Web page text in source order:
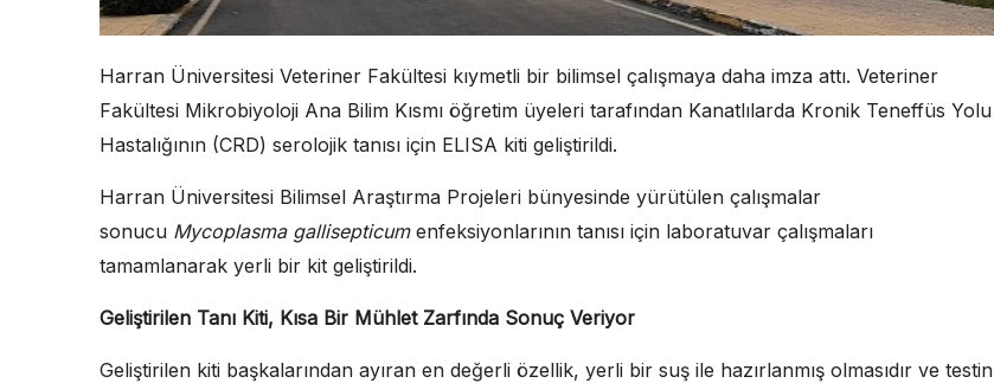
Harran Üniversitesi Veteriner Fakültesi kıymetli bir bilimsel çalışmaya daha imza attı. Veteriner
Fakültesi Mikrobiyoloji Ana Bilim Kısmı öğretim üyeleri tarafından Kanatlılarda Kronik Teneffüs Yolu
Hastalığının (CRD) serolojik tanısı için ELISA kiti geliştirildi.
Harran Üniversitesi Bilimsel Araştırma Projeleri bünyesinde yürütülen çalışmalar
sonucu Mycoplasma gallisepticumenfeksiyonlarının tanısı için laboratuvar çalışmaları
tamamlanarak yerli bir kit geliştirildi.
Geliştirilen Tanı Kiti, Kısa Bir Mühlet Zarfında Sonuç Veriyor
Geliştirilen kiti başkalarından ayıran en değerli özellik, yerli bir suş ile hazırlanmış olmasıdır ve testin